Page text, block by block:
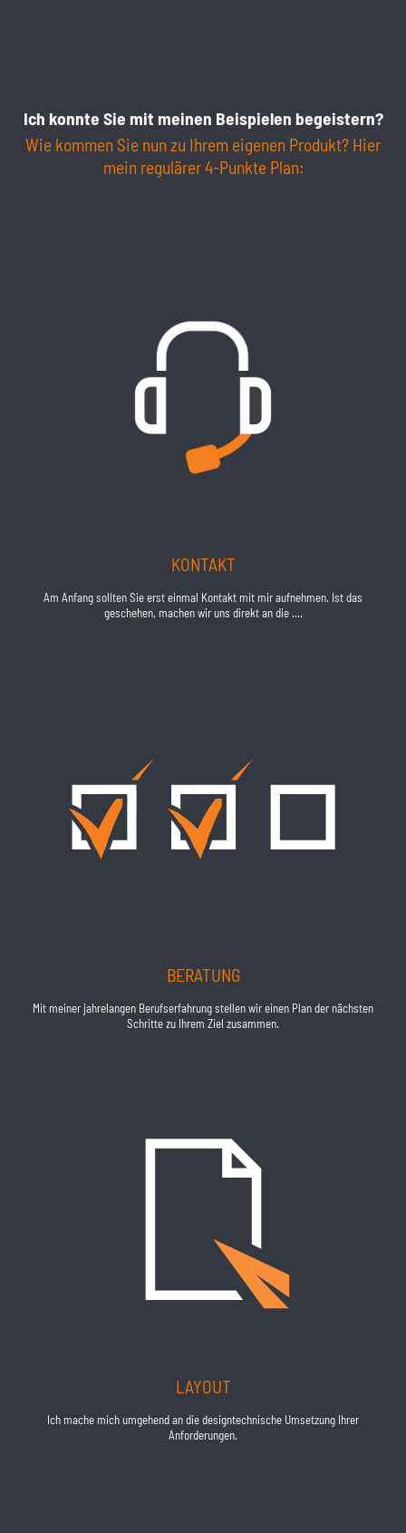
Ich konnte Sie mit meinen Beispielen begeistern?
Wie kommen Sie nun zu Ihrem eigenen Produkt? Hier
mein regulärer 4-Punkte Plan:
KONTAKT
Am Anfang sollten Sie erst einmal Kontakt mit mir aufnehmen. Ist das
geschehen, machen wir uns direkt an die ....
BERATUNG
Mit meiner jahrelangen Berufserfahrung stellen wir einen Plan der nächsten
Schritte zu Ihrem Ziel zusammen.
LAYOUT
Ich mache mich umgehend an die designtechnische Umsetzung Ihrer
Anforderungen.